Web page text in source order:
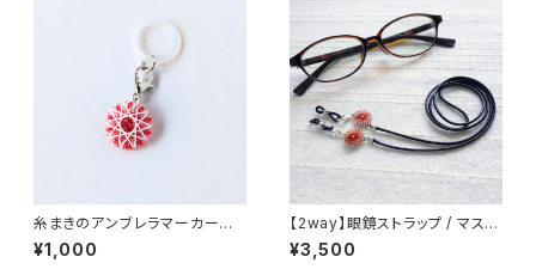
糸まきのアンブレラマーカー｜
花（赤）｜めじるしチャーム 推し
活 マルチマーカー
¥1,000
【2way】眼鏡ストラップ / マスク
ホルダー (赤とテラコッタ) 絹
糸のアクセサリー
¥3,500